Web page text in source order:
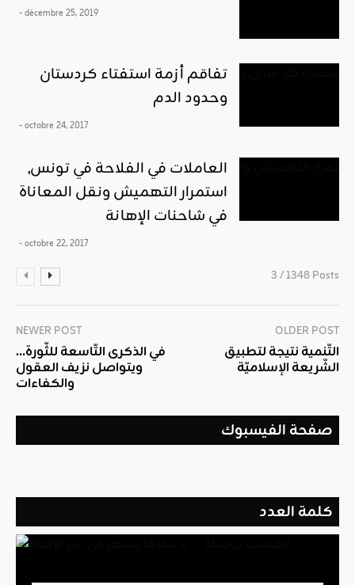
- décembre 25, 2019
تفاقم أزمة استفتاء كردستان
وحدود الدم
- octobre 24, 2017
العاملات في الفلاحة في تونس,
استمرار التهميش ونقل المعاناة
في شاحنات الإهانة
- octobre 22, 2017
3 / 1348 Posts
NEWER POST
في الذكرى التّاسعة للثّورة…
ويتواصل نزيف العقول
والكفاءات
OLDER POST
التّنمية نتيجة لتطبيق
الشّريعة الإسلاميّة
صفحة الفيسبوك
كلمة العدد